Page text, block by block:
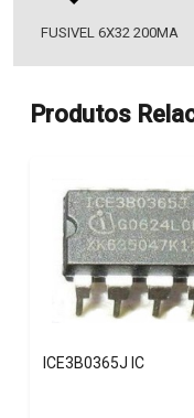
FUSIVEL 6X32 200MA
Produtos
ICE3B0365J IC